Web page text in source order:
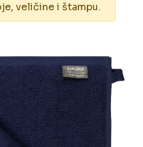
veličine i štampu.